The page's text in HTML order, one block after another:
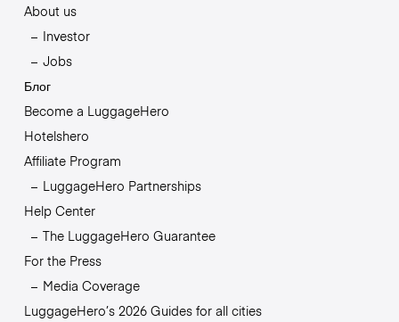
About us
Investor
Jobs
Блог
Become a LuggageHero
Hotelshero
Affiliate Program
LuggageHero Partnerships
Help Center
The LuggageHero Guarantee
For the Press
Media Coverage
LuggageHero’s 2026 Guides for all cities